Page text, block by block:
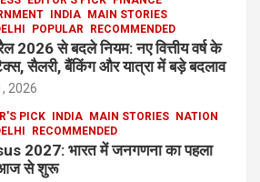
INDIA
MAIN STORIES
POPULAR RECOMMENDED
2026 से बदले नियम: नए वित्तीय वर्ष के
सैलरी, बैंकिंग और यात्रा में बड़े बदलाव
2026
PICK INDIA MAIN STORIES
NATION
RECOMMENDED
2027: भारत में जनगणना का पहला
से शुरू